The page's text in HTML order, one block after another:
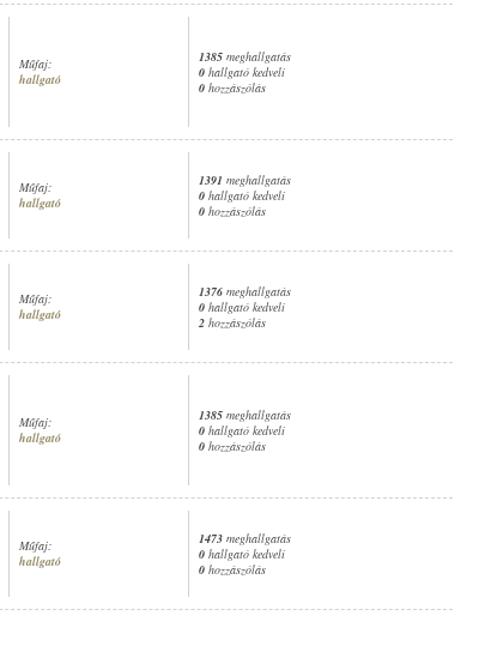
Műfaj:
hallgató
1385 meghallgatás
0 hallgató kedveli
0 hozzászólás
Műfaj:
hallgató
1391 meghallgatás
0 hallgató kedveli
0 hozzászólás
Műfaj:
hallgató
1376 meghallgatás
0 hallgató kedveli
2 hozzászólás
Műfaj:
hallgató
1385 meghallgatás
0 hallgató kedveli
0 hozzászólás
Műfaj:
hallgató
1473 meghallgatás
0 hallgató kedveli
0 hozzászólás